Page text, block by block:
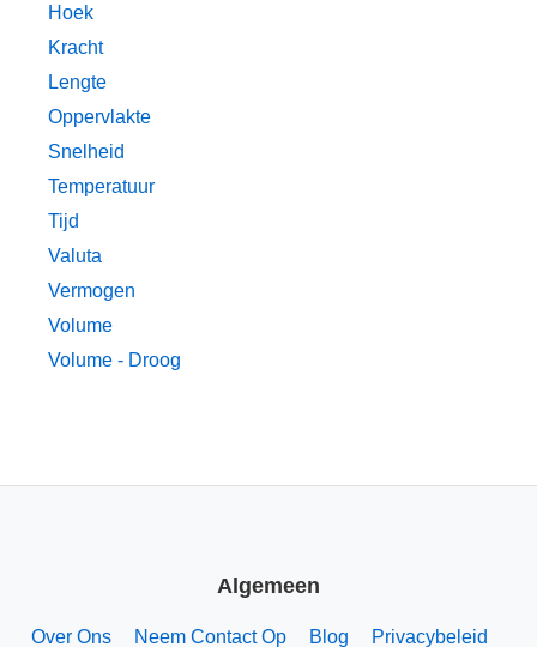
Hoek
Kracht
Lengte
Oppervlakte
Snelheid
Temperatuur
Tijd
Valuta
Vermogen
Volume
Volume - Droog
Algemeen
Over Ons Neem Contact Op Blog Privacybeleid